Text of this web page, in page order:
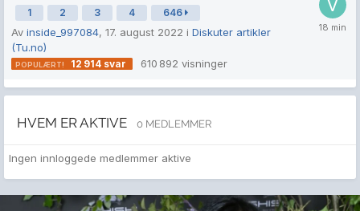
1 2 3 4 646
Av inside_997084, 17. august 2022 i Diskuter artikler
(Tu.no)
12 914 svar 610 892 visninger
HVEM ER AKTIVE 0 MEDLEMMER
Ingen innloggede medlemmer aktive